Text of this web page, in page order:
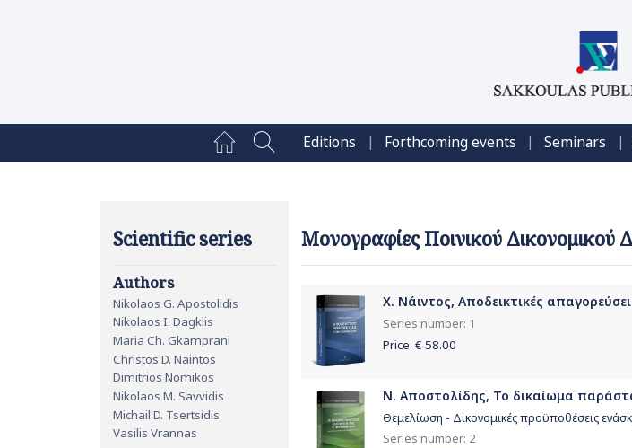
Editions | Forthcoming events | Seminars |
Scientific series
Authors
Nikolaos G. Apostolidis
Nikolaos I. Dagklis
Maria Ch. Gkamprani
Christos D. Naintos
Dimitrios Nomikos
Nikolaos M. Savvidis
Michail D. Tsertsidis
Vasilis Vrannas
Μονογραφίες Ποινικού Δικονομικού
Χ. Νάιντος, Αποδεικτικές
Series number: 1
Price: € 58.00
Ν. Αποστολίδης, Το δικαίωμα
Θεμελίωση - Δικονομικές προϋποθέσεις
Series number: 2